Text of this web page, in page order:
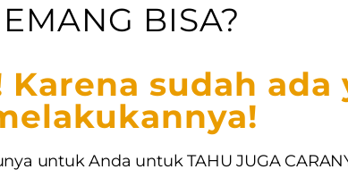
EMANG BISA?
Karena sudah
untuk Anda untuk TAHU JUGA